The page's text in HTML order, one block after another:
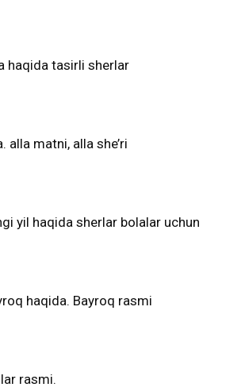
haqida tasirli sherlar
alla matni, alla she’ri
yil haqida sherlar bolalar uchun
haqida. Bayroq rasmi
rasmi.